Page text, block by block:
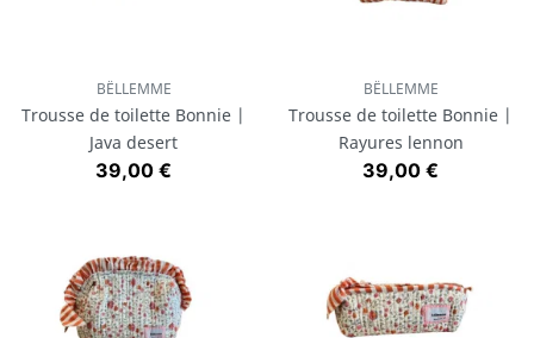
BËLLEMME
Trousse de toilette Bonnie |
Java desert
Prix
39,00 €
BËLLEMME
Trousse de toilette Bonnie |
Rayures lennon
Prix
39,00 €